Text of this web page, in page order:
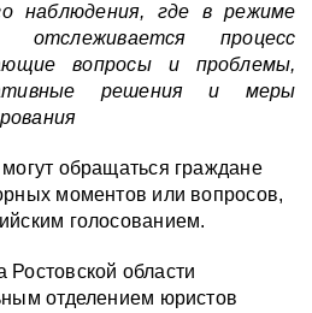
наблюдения, где в режиме
отслеживается процесс
вопросы и проблемы,
решения и меры
обращаться граждане
моментов или вопросов,
голосованием.
области
отделением юристов